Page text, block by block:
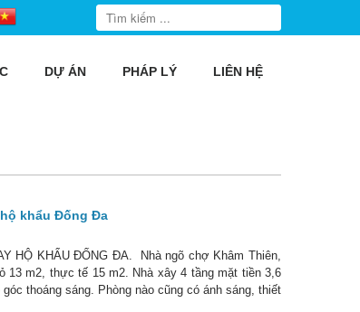
DỰ ÁN PHÁP LÝ LIÊN HỆ
khẩu Đống Đa
HỘ KHẨU ĐỐNG ĐA. Nhà ngõ chợ Khâm Thiên,
m2, thực tế 15 m2. Nhà xây 4 tầng mặt tiền 3,6
thoáng sáng. Phòng nào cũng có ánh sáng, thiết